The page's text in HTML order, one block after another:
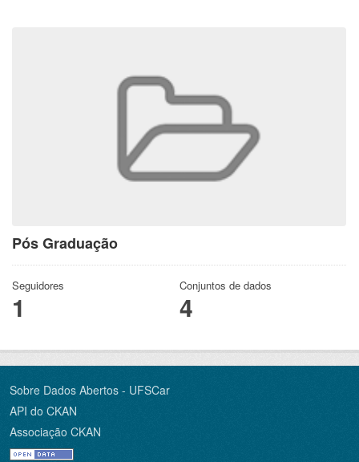
Pós Graduação
Seguidores
1
Conjuntos de dados
4
Sobre Dados Abertos - UFSCar
API do CKAN
Associação CKAN